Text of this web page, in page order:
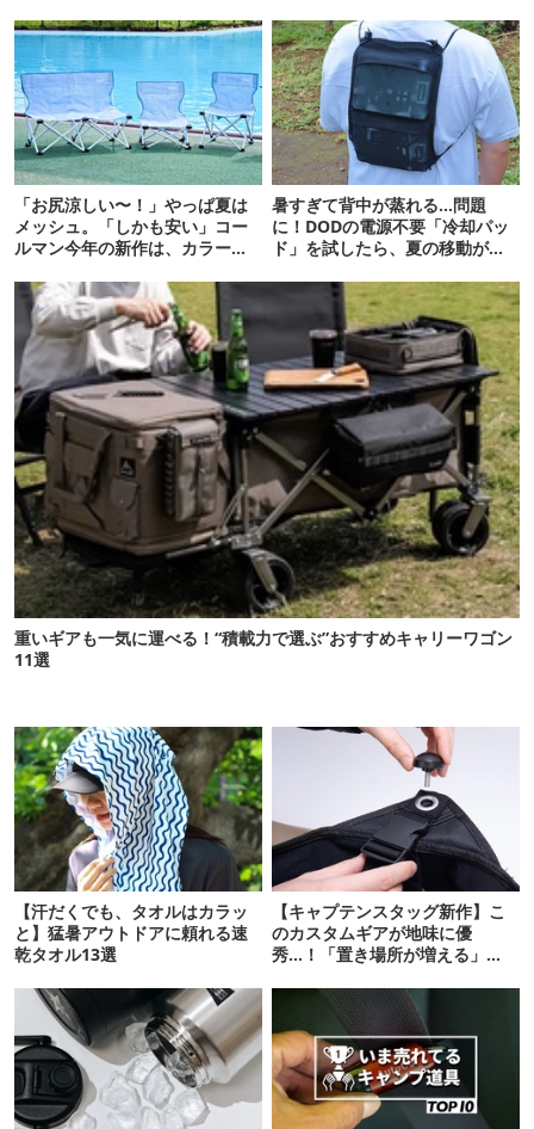
「お尻涼しい〜！」やっぱ夏は
メッシュ。「しかも安い」コー
ルマン今年の新作は、カラーも
暑すぎて背中が蒸れる…問題
に！DODの電源不要「冷却パッ
ド」を試したら、夏の移動がラ
重いギアも一気に運べる！“積載力で選ぶ”おすすめキャリーワゴン
11選
【汗だくでも、タオルはカラッ
と】猛暑アウトドアに頼れる速
乾タオル13選
【キャプテンスタッグ新作】こ
のカスタムギアが地味に優
秀…！「置き場所が増える」